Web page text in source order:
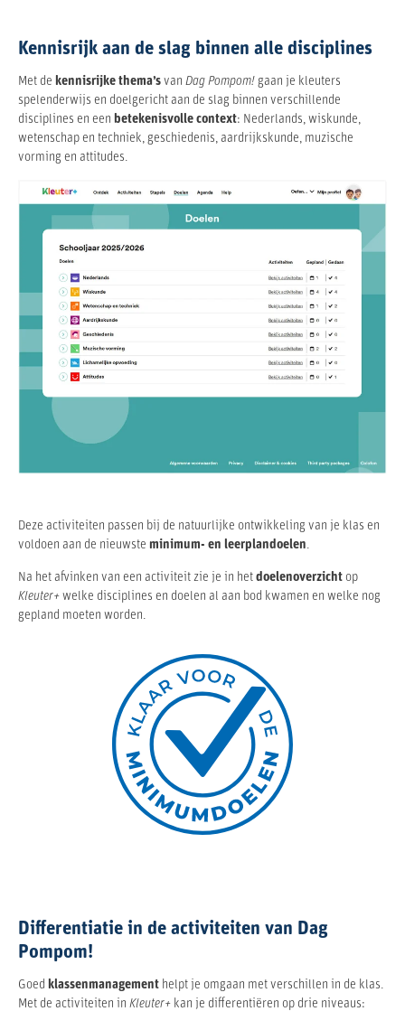
Kennisrijk aan de slag binnen alle disciplines
Met de kennisrijke thema’s van Dag Pompom! gaan je kleuters
spelenderwijs en doelgericht aan de slag binnen verschillende
disciplines en een betekenisvolle context: Nederlands, wiskunde,
wetenschap en techniek, geschiedenis, aardrijkskunde, muzische
vorming en attitudes.
Deze activiteiten passen bij de natuurlijke ontwikkeling van je klas en
voldoen aan de nieuwste minimum- en leerplandoelen.
Na het afvinken van een activiteit zie je in het doelenoverzicht op
Kleuter+ welke disciplines en doelen al aan bod kwamen en welke nog
gepland moeten worden.
Differentiatie in de activiteiten van Dag
Pompom!
Goed klassenmanagement helpt je omgaan met verschillen in de klas.
Met de activiteiten in Kleuter+ kan je differentiëren op drie niveaus: